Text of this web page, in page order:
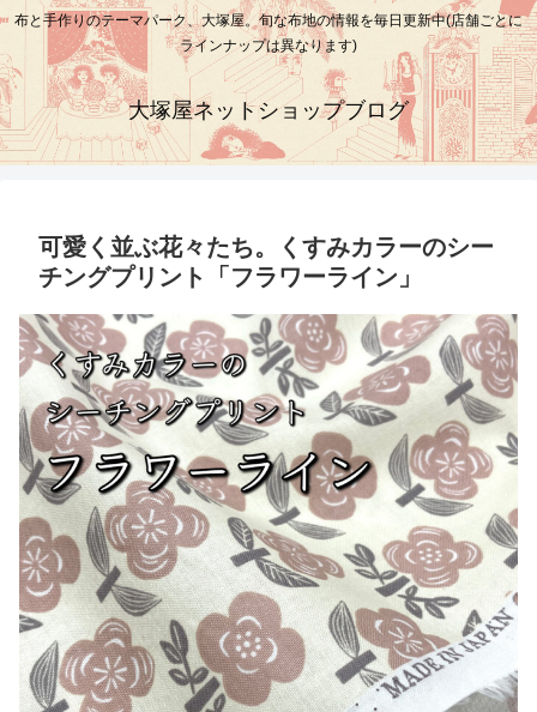
布と手作りのテーマパーク、大塚屋。旬な布地の情報を毎日更新中(店舗ごとに
ラインナップは異なります)
大塚屋ネットショップブログ
可愛く並ぶ花々たち。くすみカラーのシー
チングプリント「フラワーライン」